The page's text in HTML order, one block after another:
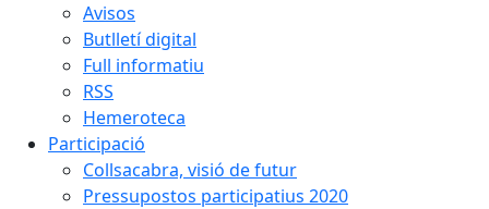
Avisos
Butlletí digital
Full informatiu
RSS
Hemeroteca
Participació
Collsacabra, visió de futur
Pressupostos participatius 2020